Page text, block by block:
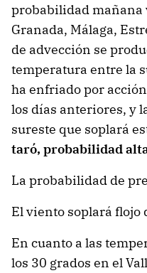
probabilidad mañana
Granada, Málaga,
de advección se
temperatura entre la
ha enfriado por
los días anteriores, y
sureste que soplará
taró, probabilidad
La probabilidad de
El viento soplará
En cuanto a las
los 30 grados en el